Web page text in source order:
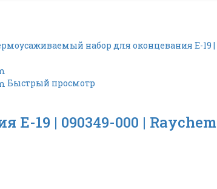
Быстрый просмотр
19 | 090349-000 | Raychem